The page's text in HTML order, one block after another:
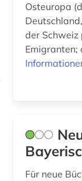
Osteuropa
der
Emigranten;
Für neue